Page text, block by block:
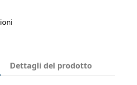
Dettagli del prodotto